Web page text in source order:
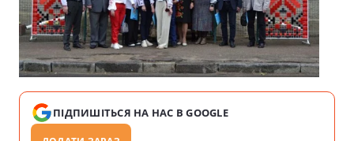
ПІДПИШІТЬСЯ НА НАС В GOOGLE